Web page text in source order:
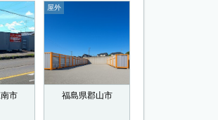
市
屋外
福島県郡山市